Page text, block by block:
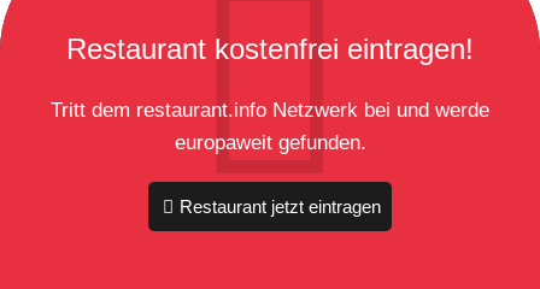
Restaurant kostenfrei eintragen!
Tritt dem restaurant.info Netzwerk bei und werde
europaweit gefunden.
Restaurant jetzt eintragen